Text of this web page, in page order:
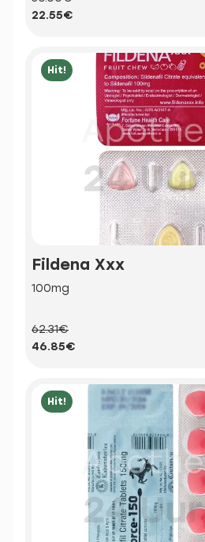
22.55€
Hit!
Fildena Xxx
100mg
62.31€
46.85€
Hit!